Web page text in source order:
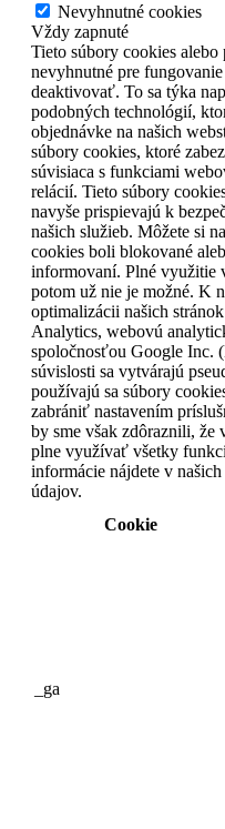
Nevyhnutné cookies
Vždy zapnuté
Tieto súbory cookies alebo
nevyhnutné pre
deaktivovať. To sa týka
podobných technológií,
objednávke na našich
súbory cookies, ktoré
súvisiaca s funkciami
relácií. Tieto súbory
navyše prispievajú k
našich služieb. Môžete si
cookies boli blokované
informovaní. Plné využitie
potom už nie je možné. K
optimalizácii našich
Analytics, webovú
spoločnosťou Google Inc.
súvislosti sa vytvárajú
používajú sa súbory
zabrániť nastavením
by sme však zdôraznili, že
plne využívať všetky
informácie nájdete v
údajov.
Cookie
_ga